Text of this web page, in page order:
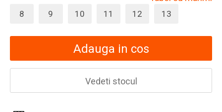
8 9 10 11 12 13
Adauga in cos
Vedeti stocul